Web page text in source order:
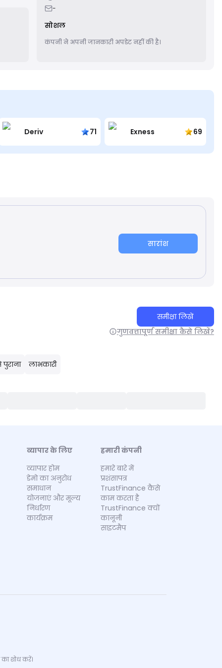
-
सोशल
कंपनी ने अपनी जानकारी अपडेट नहीं की है।
Deriv 71 Exness 69
सारांश
समीक्षा लिखें
गुणवत्तापूर्ण समीक्षा कैसे लिखें?
लाभकारी
व्यापार के लिए
व्यापार होम
डेमो का अनुरोध
समाधान
योजनाएं और मूल्य
निर्धारण
कार्यक्रम
हमारी कंपनी
हमारे बारे में
प्रशंसापत्र
TrustFinance कैसे
काम करता है
TrustFinance क्यों
कानूनी
साइटमैप
शोध करें।